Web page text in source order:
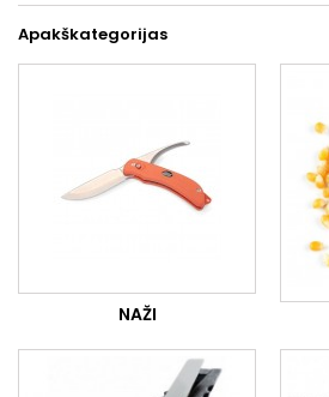
Apakškategorijas
NAŽI